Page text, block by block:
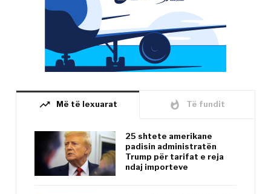
trending_up Më të lexuarat whatshot Të fundit
25 shtete amerikane
padisin administratën
Trump për tarifat e reja
ndaj importeve